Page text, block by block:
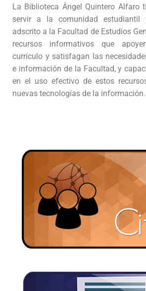
La Biblioteca Ángel Quintero Alfaro
servir a la comunidad estudiantil
adscrito a la Facultad de Estudios
recursos informativos que
currículo y satisfagan las
e información de la Facultad, y
en el uso efectivo de estos
nuevas tecnologías de la información.